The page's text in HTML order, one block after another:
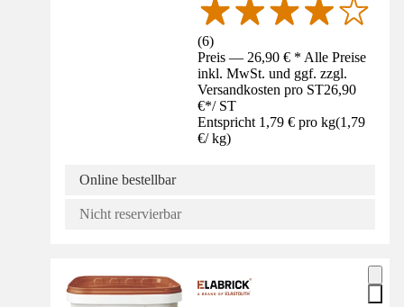
(6)
Preis — 26,90 € * Alle Preise
inkl. MwSt. und ggf. zzgl.
Versandkosten pro ST26,90
€*/ ST
Entspricht 1,79 € pro kg(1,79
€/ kg)
Online bestellbar
Nicht reservierbar